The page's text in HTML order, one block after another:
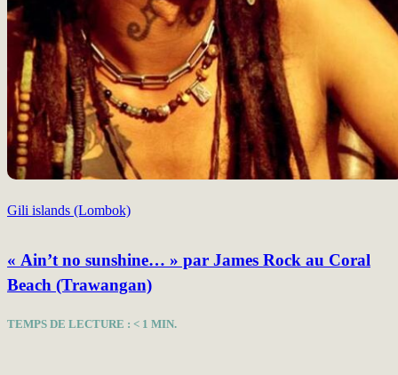
Gili islands (Lombok)
« Ain’t no sunshine… » par James Rock au Coral
Beach (Trawangan)
TEMPS DE LECTURE : < 1 MIN.